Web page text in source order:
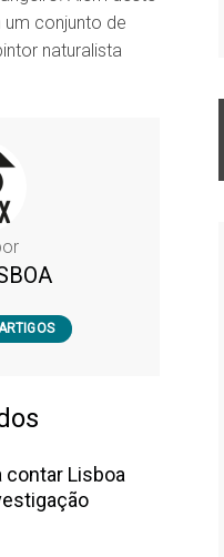
um conjunto de
naturalista
contar Lisboa